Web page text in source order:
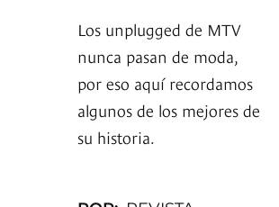
Los unplugged de MTV
nunca pasan de moda,
por eso aquí recordamos
algunos de los mejores de
su historia.